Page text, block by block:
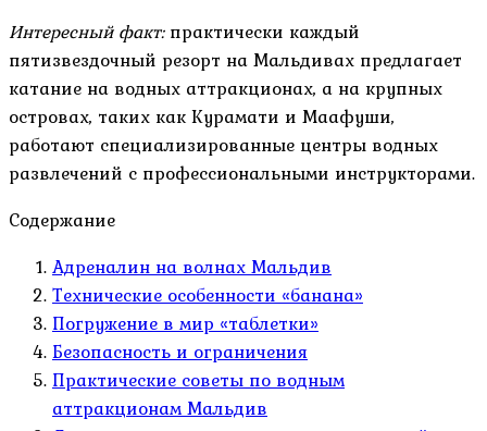
Интересный факт:практически каждый
пятизвездочный резорт на Мальдивах предлагает
катание на водных аттракционах, а на крупных
островах, таких как Курамати и Маафуши,
работают специализированные центры водных
развлечений с профессиональными инструкторами.
Содержание
Адреналин на волнах Мальдив
Технические особенности «банана»
Погружение в мир «таблетки»
Безопасность и ограничения
Практические советы по водным
аттракционам Мальдив